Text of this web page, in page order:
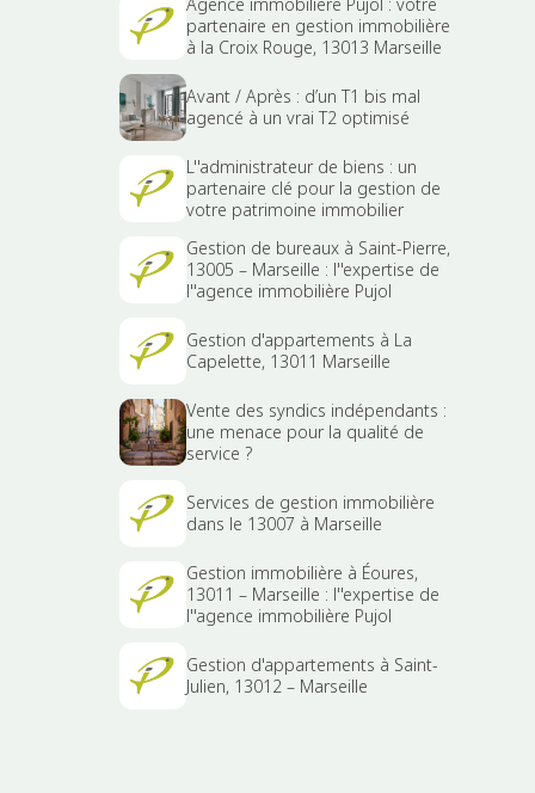
partenaire en gestion immobilière
à la Croix Rouge, 13013 Marseille
Avant / Après : d’un T1 bis mal
agencé à un vrai T2 optimisé
L''administrateur de biens : un
partenaire clé pour la gestion de
votre patrimoine immobilier
Gestion de bureaux à Saint-Pierre,
13005 – Marseille : l''expertise de
l''agence immobilière Pujol
Gestion d'appartements à La
Capelette, 13011 Marseille
Vente des syndics indépendants :
une menace pour la qualité de
service ?
Services de gestion immobilière
dans le 13007 à Marseille
Gestion immobilière à Éoures,
13011 – Marseille : l''expertise de
l''agence immobilière Pujol
Gestion d'appartements à Saint-
Julien, 13012 – Marseille